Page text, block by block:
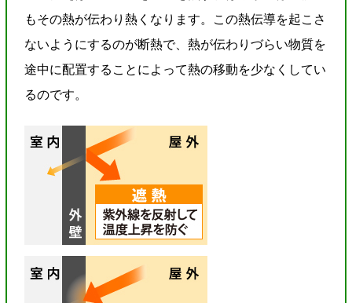
もその熱が伝わり熱くなります。
この熱伝導を起こさ
ないようにするのが断熱で、熱が伝わりづらい物質を
途中に配置することによって熱の移動を少なくしてい
るのです。